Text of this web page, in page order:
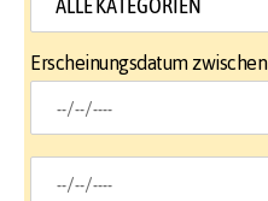
Erscheinungsdatum zwischen